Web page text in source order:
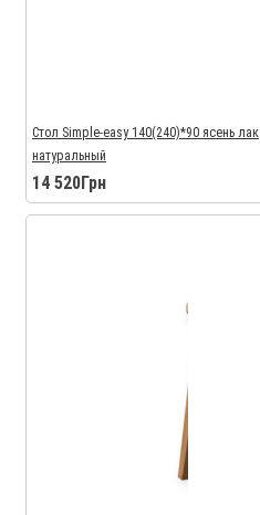
Стол Simple-easy 140(240)*90 ясень лак
натуральный
14 520Грн